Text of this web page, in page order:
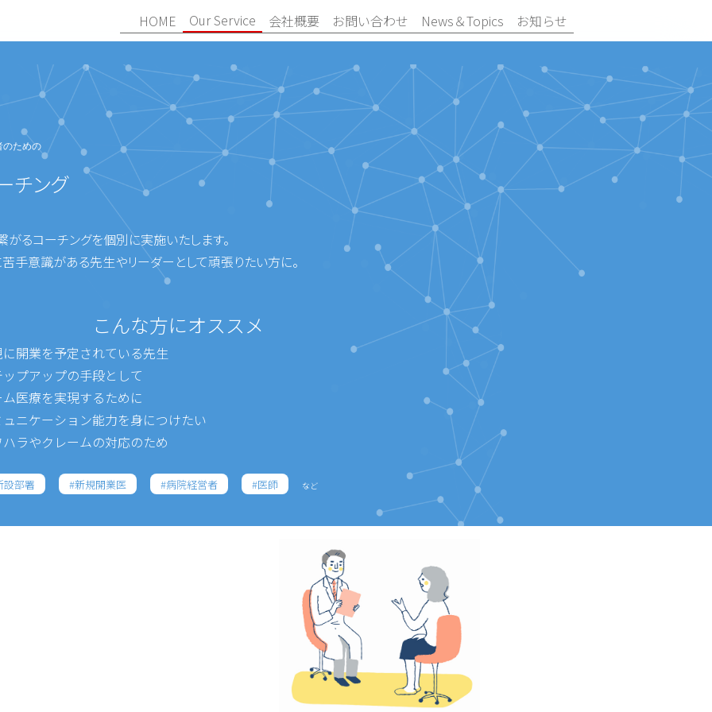
HOME Our Service 会社概要 お問い合わせ News＆Topics お知らせ
のための
チング
るコーチングを個別に実施いたします。
苦手意識がある先生やリーダーとして頑張りたい方に。
こんな方にオススメ
開業を予定されている先生
ップアップの手段として
医療を実現するために
ュニケーション能力を身につけたい
ハラやクレームの対応のため
設部署 新規開業医 病院経営者 医師